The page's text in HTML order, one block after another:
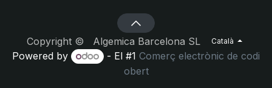
Copyright © Algemica Barcelona SL Català
Powered by - El #1Comerç electrònic de codi
obert